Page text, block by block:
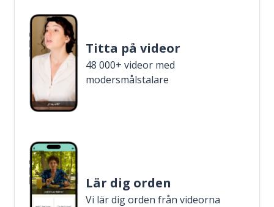
Titta på videor
48 000+ videor med
modersmålstalare
Lär dig orden
Vi lär dig orden från videorna